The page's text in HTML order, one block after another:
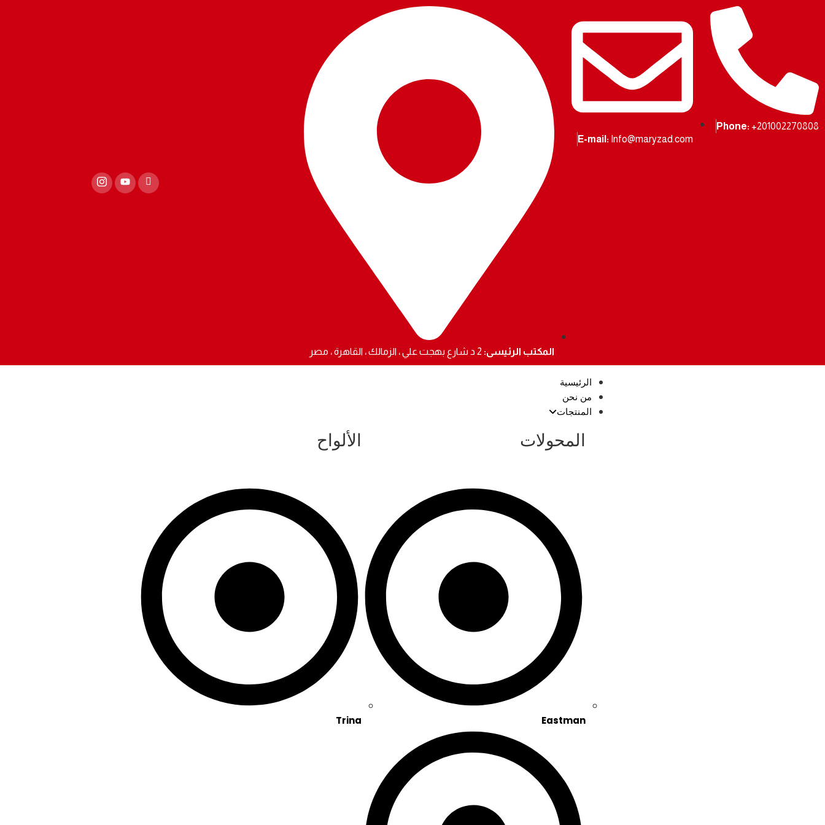
Phone: +201002270808
E-mail: Info@maryzad.com
المكتب الرئيسى: 2 د شارع بهجت علي ، الزمالك ، القاهرة ، مصر
الرئيسية
من نحن
المنتجات
المحولات
Eastman
الألواح
Trina